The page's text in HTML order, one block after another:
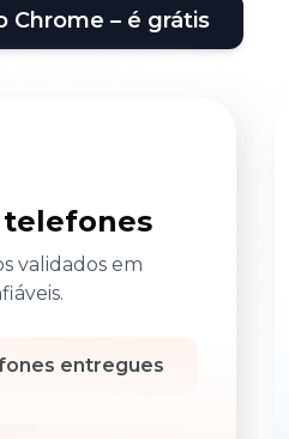
Chrome – é grátis
validados em
entregues